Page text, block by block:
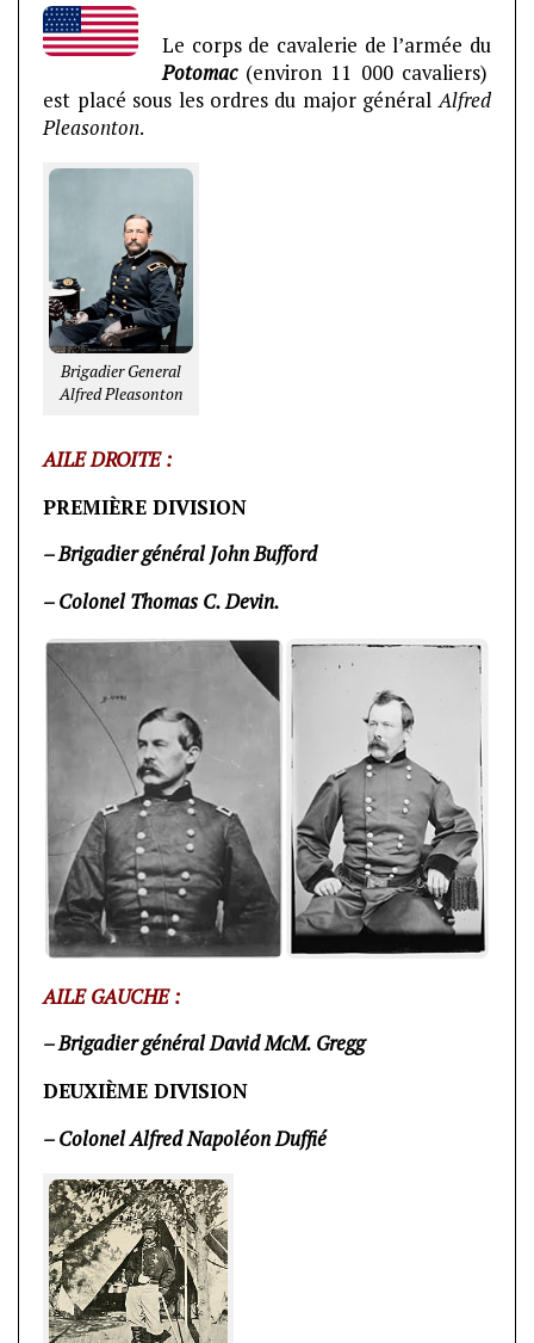
Le corps de cavalerie de l’armée du
Potomac (environ 11 000 cavaliers)
est placé sous les ordres du major généralAlfred
Pleasonton.
Brigadier General
Alfred Pleasonton
AILE DROITE :
PREMIÈRE DIVISION
– Brigadier général John Bufford
– Colonel Thomas C. Devin.
AILE GAUCHE :
– Brigadier général David McM. Gregg
DEUXIÈME DIVISION
– Colonel Alfred Napoléon Duffié